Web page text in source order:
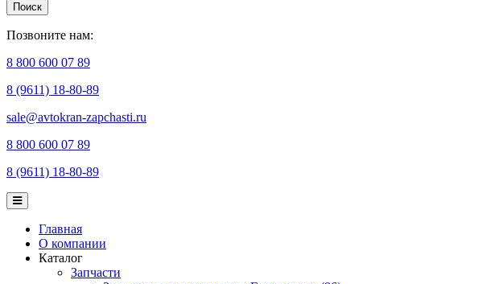
Поиск
Позвоните нам:
8 800 600 07 89
8 (9611) 18-80-89
sale@avtokran-zapchasti.ru
8 800 600 07 89
8 (9611) 18-80-89
Главная
О компании
Каталог
Запчасти